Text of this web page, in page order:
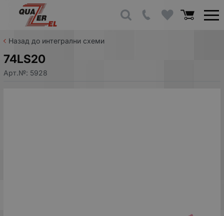
Назад до интегрални схеми
74LS20
Арт.№: 5928